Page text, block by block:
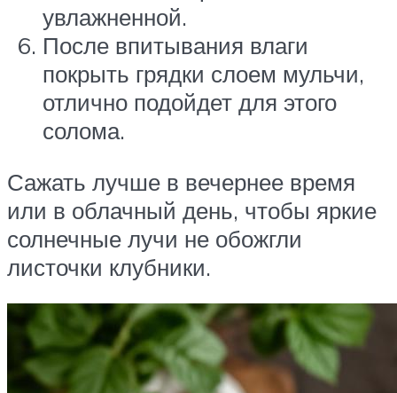
увлажненной.
После впитывания влаги
покрыть грядки слоем мульчи,
отлично подойдет для этого
солома.
Сажать лучше в вечернее время
или в облачный день, чтобы яркие
солнечные лучи не обожгли
листочки клубники.